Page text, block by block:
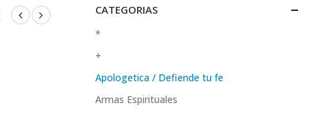
CATEGORIAS
*
+
Apologetica / Defiende tu fe
Armas Espirituales